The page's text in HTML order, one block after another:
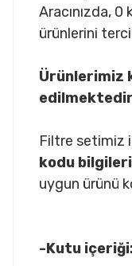
Aracınızda,
ürünlerini
Ürünlerimiz
Filtre setimiz
kodu
uygun ürünü
-Kutu